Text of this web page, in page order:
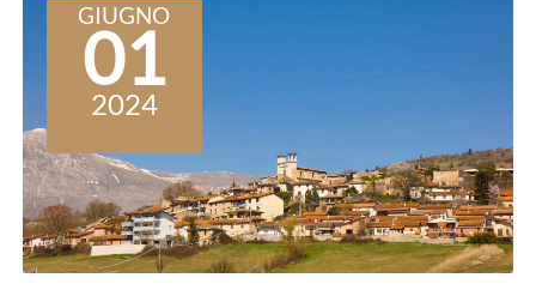
GIUGNO
01
2024